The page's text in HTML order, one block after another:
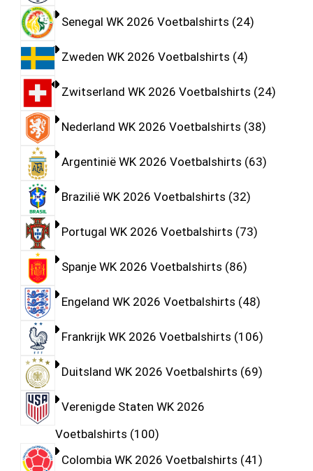
Senegal WK 2026 Voetbalshirts 24
Zweden WK 2026 Voetbalshirts 4
Zwitserland WK 2026 Voetbalshirts 24
Nederland WK 2026 Voetbalshirts 38
Argentinië WK 2026 Voetbalshirts 63
Brazilië WK 2026 Voetbalshirts 32
Portugal WK 2026 Voetbalshirts 73
Spanje WK 2026 Voetbalshirts 86
Engeland WK 2026 Voetbalshirts 48
Frankrijk WK 2026 Voetbalshirts 106
Duitsland WK 2026 Voetbalshirts 69
Verenigde Staten WK 2026
Voetbalshirts 100
Colombia WK 2026 Voetbalshirts 41